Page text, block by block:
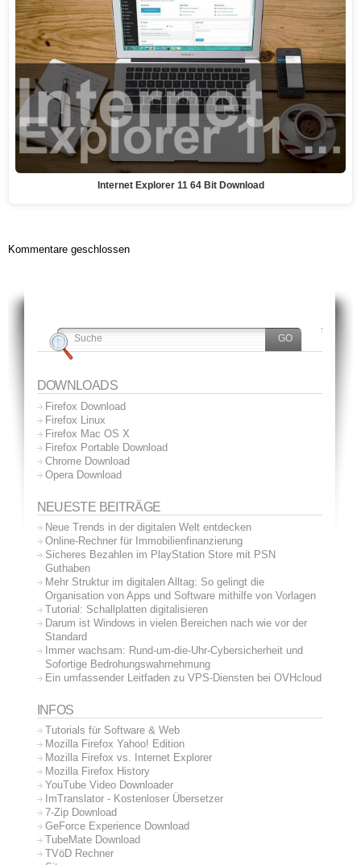
Internet Explorer 11 64 Bit Download
Kommentare geschlossen
DOWNLOADS
Firefox Download
Firefox Linux
Firefox Mac OS X
Firefox Portable Download
Chrome Download
Opera Download
NEUESTE BEITRÄGE
Neue Trends in der digitalen Welt entdecken
Online-Rechner für Immobilienfinanzierung
Sicheres Bezahlen im PlayStation Store mit PSN
Guthaben
Mehr Struktur im digitalen Alltag: So gelingt die
Organisation von Apps und Software mithilfe von Vorlagen
Tutorial: Schallplatten digitalisieren
Darum ist Windows in vielen Bereichen nach wie vor der
Standard
Immer wachsam: Rund-um-die-Uhr-Cybersicherheit und
Sofortige Bedrohungswahrnehmung
Ein umfassender Leitfaden zu VPS-Diensten bei OVHcloud
INFOS
Tutorials für Software & Web
Mozilla Firefox Yahoo! Edition
Mozilla Firefox vs. Internet Explorer
Mozilla Firefox History
YouTube Video Downloader
ImTranslator - Kostenloser Übersetzer
7-Zip Download
GeForce Experience Download
TubeMate Download
TVöD Rechner